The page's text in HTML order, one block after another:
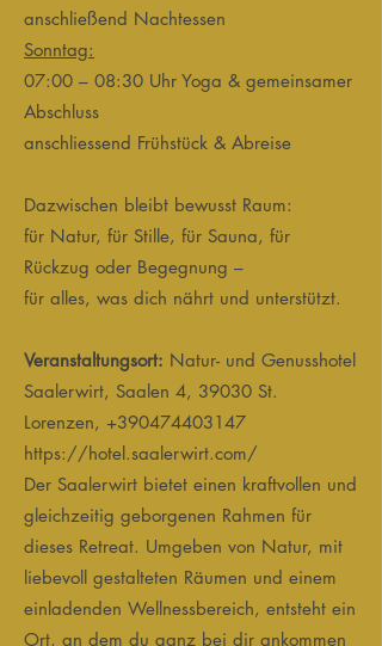
anschließend Nachtessen
Sonntag:
07:00 – 08:30 Uhr Yoga & gemeinsamer
Abschluss
anschliessend Frühstück & Abreise
Dazwischen bleibt bewusst Raum:
für Natur, für Stille, für Sauna, für
Rückzug oder Begegnung –
für alles, was dich nährt und unterstützt.
Veranstaltungsort: Natur- und Genusshotel
Saalerwirt, Saalen 4, 39030 St.
Lorenzen, +390474403147
https://hotel.saalerwirt.com/
Der Saalerwirt bietet einen kraftvollen und
gleichzeitig geborgenen Rahmen für
dieses Retreat. Umgeben von Natur, mit
liebevoll gestalteten Räumen und einem
einladenden Wellnessbereich, entsteht ein
Ort, an dem du ganz bei dir ankommen